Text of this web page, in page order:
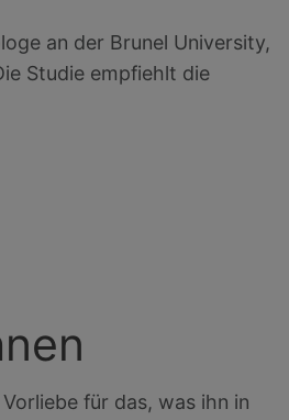
an der Brunel University,
Studie empfiehlt die
für das, was ihn in